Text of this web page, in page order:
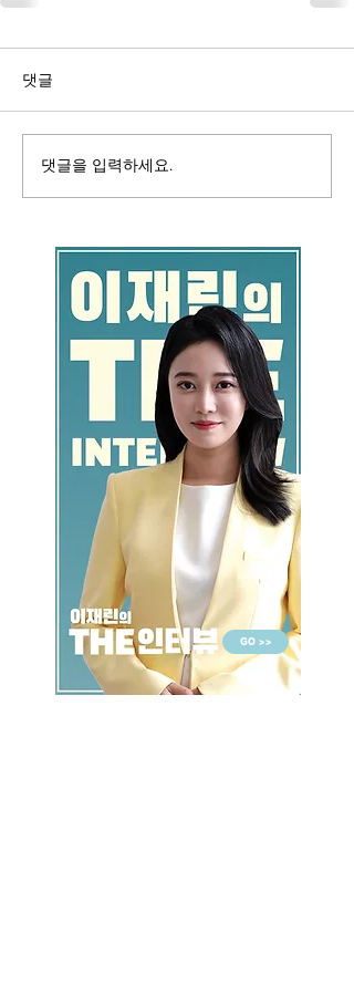
댓글
댓글을 입력하세요.
GO >>